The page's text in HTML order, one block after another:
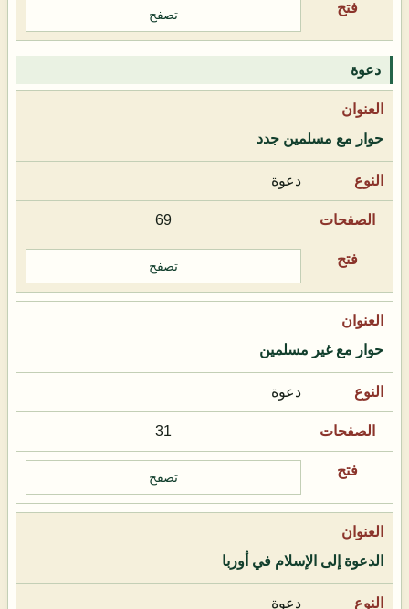
تصفح
دعوة
حوار مع مسلمين جدد
دعوة
69
تصفح
حوار مع غير مسلمين
دعوة
31
تصفح
الدعوة إلى الإسلام في أوربا
دعوة